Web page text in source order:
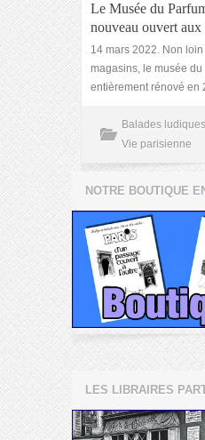
Le Musée du
nouveau ouvert
14 mars 2022. Non
magasins, le musée du
entièrement rénové en
Balades
Vie parisienne
NOTRE BOUTIQUE
LES LIBRAIRES